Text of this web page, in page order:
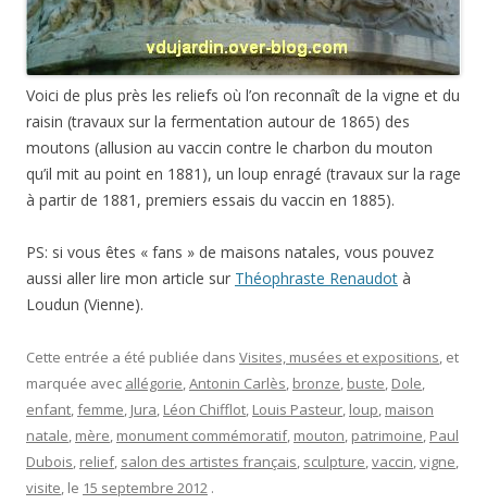
Voici de plus près les reliefs où l’on reconnaît de la vigne et du
raisin (travaux sur la fermentation autour de 1865) des
moutons (allusion au vaccin contre le charbon du mouton
qu’il mit au point en 1881), un loup enragé (travaux sur la rage
à partir de 1881, premiers essais du vaccin en 1885).
PS: si vous êtes « fans » de maisons natales, vous pouvez
aussi aller lire mon article sur Théophraste Renaudot à
Loudun (Vienne).
Cette entrée a été publiée dans Visites, musées et expositions, et
marquée avec allégorie,Antonin Carlès, bronze, buste, Dole,
enfant,femme, Jura, Léon Chifflot, Louis Pasteur, loup, maison
natale, mère, monument commémoratif, mouton, patrimoine, Paul
Dubois, relief, salon des artistes français, sculpture,vaccin,vigne,
visite, le 15 septembre 2012 .